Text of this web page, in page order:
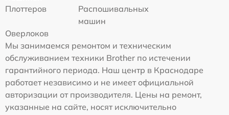
Плоттеров
Распошивальных
машин
Оверлоков
Мы занимаемся ремонтом и техническим
обслуживанием техники Brother по истечении
гарантийного периода. Наш центр в Краснодаре
работает независимо и не имеет официальной
авторизации от производителя. Цены на ремонт,
указанные на сайте, носят исключительно